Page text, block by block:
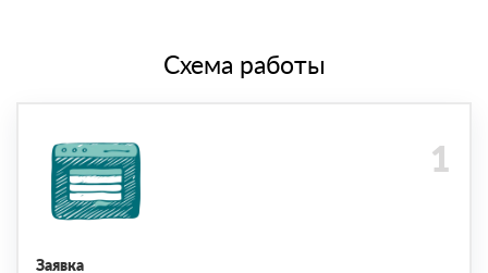
Схема работы
Заявка